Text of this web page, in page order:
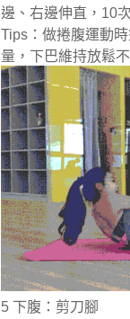
邊、右邊伸直，10
Tips：做捲腹運動
量，下巴維持放鬆
5 下腹：剪刀腳